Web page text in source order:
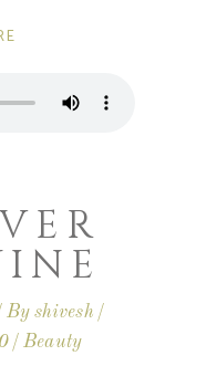
By shivesh
0 Beauty